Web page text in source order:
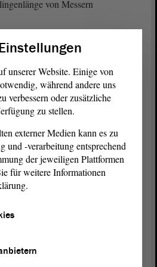
von Messern
AfD, lacht)
Die Ursache ist
sondern die Person, die
meine Damen und Herren.
AfD: Das stimmt
Mord an einem
nun ein Umdenken in der
Herr Kosmehl hat es
Asylbewerber nach
in den Urlaub fahren, dann
unserer Website. Einige von
während andere uns
verbessern oder zusätzliche
zu stellen.
externer Medien kann es zu
und -verarbeitung entsprechend
der jeweiligen Plattformen
für weitere Informationen